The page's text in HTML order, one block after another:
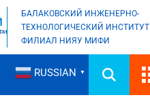
БАЛАКОВСКИЙ ИНЖЕНЕРНО-
ТЕХНОЛОГИЧЕСКИЙ ИНСТИТУТ
ФИЛИАЛ НИЯУ МИФИ
RUSSIAN ▼